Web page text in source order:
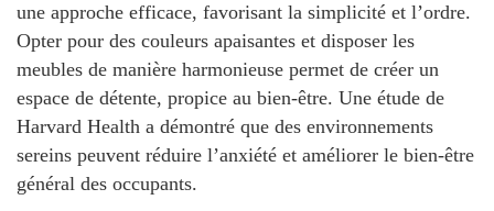
une approche efficace, favorisant la simplicité et l’ordre.
Opter pour des couleurs apaisantes et disposer les
meubles de manière harmonieuse permet de créer un
espace de détente, propice au bien-être. Une étude de
Harvard Health a démontré que des environnements
sereins peuvent réduire l’anxiété et améliorer le bien-être
général des occupants.